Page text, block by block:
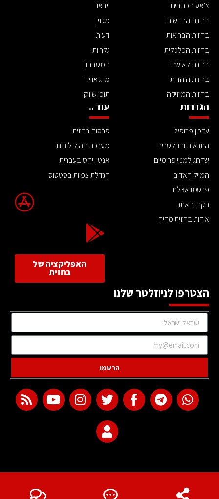
צ'אט הכתבים
בחזית החדשות
בחזית הבריאות
בחזית הכלכלית
בחזית לאישה
בחזית היהדות
בחזית המוזיקה
וידאו
מגזין
דעות
גלריות
המטבחון
מזג אוויר
תוכן שיווקי
הגדרות
עדכון פרופיל
התראות וניוזלטרים
שדרוג למנוי פרימיום
המייל האדום
פרסמו אצלנו
תקנון האתר
אודות בחזית מדיה
עוד ..
פרסום בחזית
מערכת ניהול לידים
אנטי וירוס בעברית
הגדלת צפיות בסטטוס
האפליקציה של
בחזית
הצטרפו לניוזלטר שלנו
הרשמו